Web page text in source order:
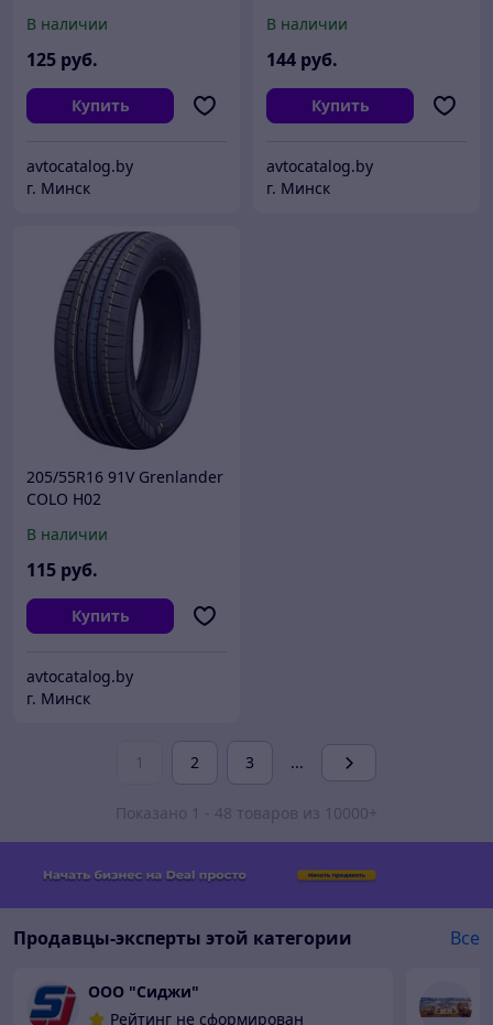
В наличии
125 руб.
Купить
avtocatalog.by
г. Минск
В наличии
144 руб.
Купить
avtocatalog.by
г. Минск
205/55R16 91V Grenlander
COLO H02
В наличии
115 руб.
Купить
avtocatalog.by
г. Минск
1 2 3 ...
Показано 1 - 48 товаров из 10000+
Продавцы-эксперты этой категории Все
ООО "Сиджи"
Рейтинг не сформирован